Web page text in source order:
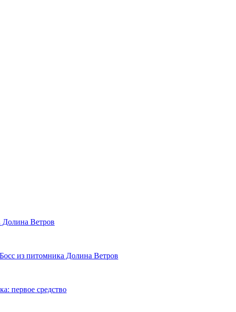
Ветров
Босс из питомника Долина Ветров
первое средство